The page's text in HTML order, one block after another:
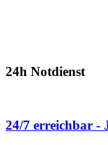
24h Notdienst
24/7 erreichbar -